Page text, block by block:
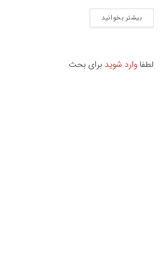
بیشتر بخوانید
لطفاوارد شوید برای بحث